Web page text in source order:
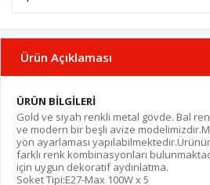
Ürün Açıklaması
ÜRÜN BİLGİLERİ
Gold ve siyah renkli metal gövde. Bal
ve modern bir beşli avize
yön ayarlaması
farklı renk kombinasyonları
için uygun dekoratif aydınlatma.
Soket Tipi:E27-Max 100W x 5